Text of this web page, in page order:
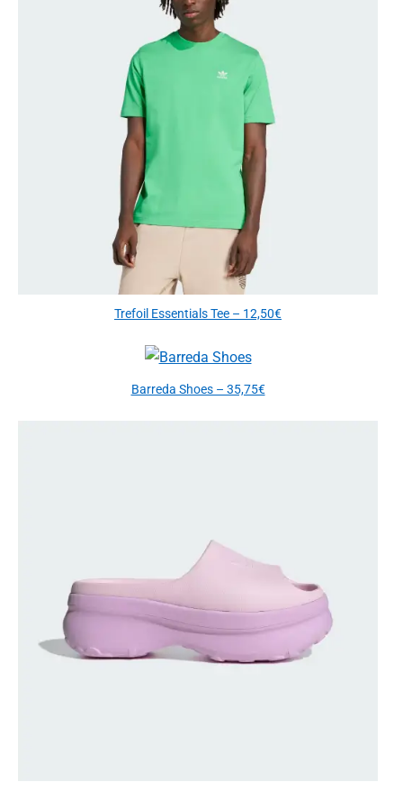
Trefoil Essentials Tee – 12,50€
Barreda Shoes – 35,75€